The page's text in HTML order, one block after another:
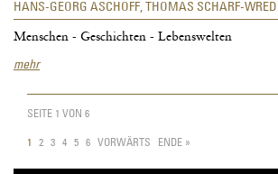
HANS-GEORG ASCHOFF, THOMAS SCHARF-
Menschen - Geschichten - Lebenswelten
mehrKatholisch
Hannover
SEITE 1 VON 6
1 2 3 4 5 6 VORWÄRTS ENDE »